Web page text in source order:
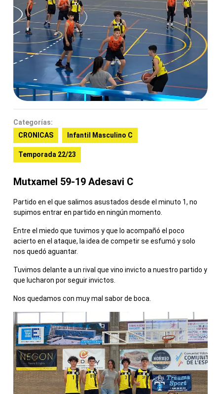
Categorías:
CRONICAS
Infantil Masculino C
Temporada 22/23
Mutxamel 59-19 Adesavi C
Partido en el que salimos asustados desde el minuto 1, no
supimos entrar en partido en ningún momento.
Entre el miedo que tuvimos y que lo acompañó el poco
acierto en el ataque, la idea de competir se esfumó y solo
nos quedó aguantar.
Tuvimos delante a un rival que vino invicto a nuestro partido y
que lucharon por seguir invictos.
Nos quedamos con muy mal sabor de boca.